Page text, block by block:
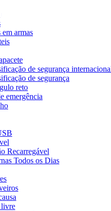
armas
de segurança
de segurança
reto
emergência
Recarregável
Todos os Dias
livre